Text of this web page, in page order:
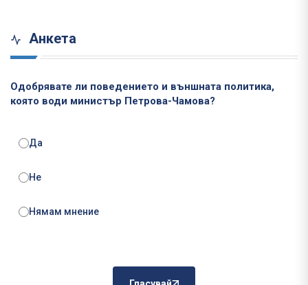
Анкета
Одобрявате ли поведението и външната политика,
която води министър Петрова-Чамова?
Да
Не
Нямам мнение